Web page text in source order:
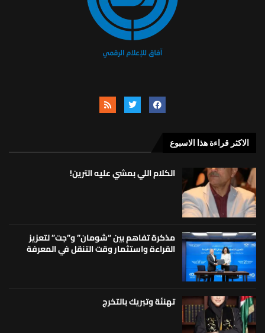
الاكثر قراءة هذا الاسبوع
الكلام اللي بمشي عليه الترين!
مذكرة تفاهم بين “شومان” و”جت” لتعزيز
القراءة واستثمار وقت التنقل في المعرفة
تهنئة وتبريك بالتخرج